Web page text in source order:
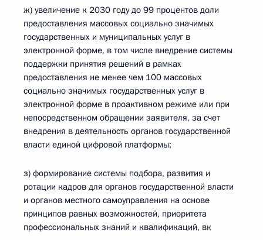
ж) увеличение к 2030 году до 99 процентов доли
предоставления массовых социально значимых
государственных и муниципальных услуг в
электронной форме, в том числе внедрение системы
поддержки принятия решений в рамках
предоставления не менее чем 100 массовых
социально значимых государственных услуг в
электронной форме в проактивном режиме или при
непосредственном обращении заявителя, за счет
внедрения в деятельность органов государственной
власти единой цифровой платформы;
з) формирование системы подбора, развития и
ротации кадров для органов государственной власти
и органов местного самоуправления на основе
принципов равных возможностей, приоритета
профессиональных знаний и квалификаций, вк